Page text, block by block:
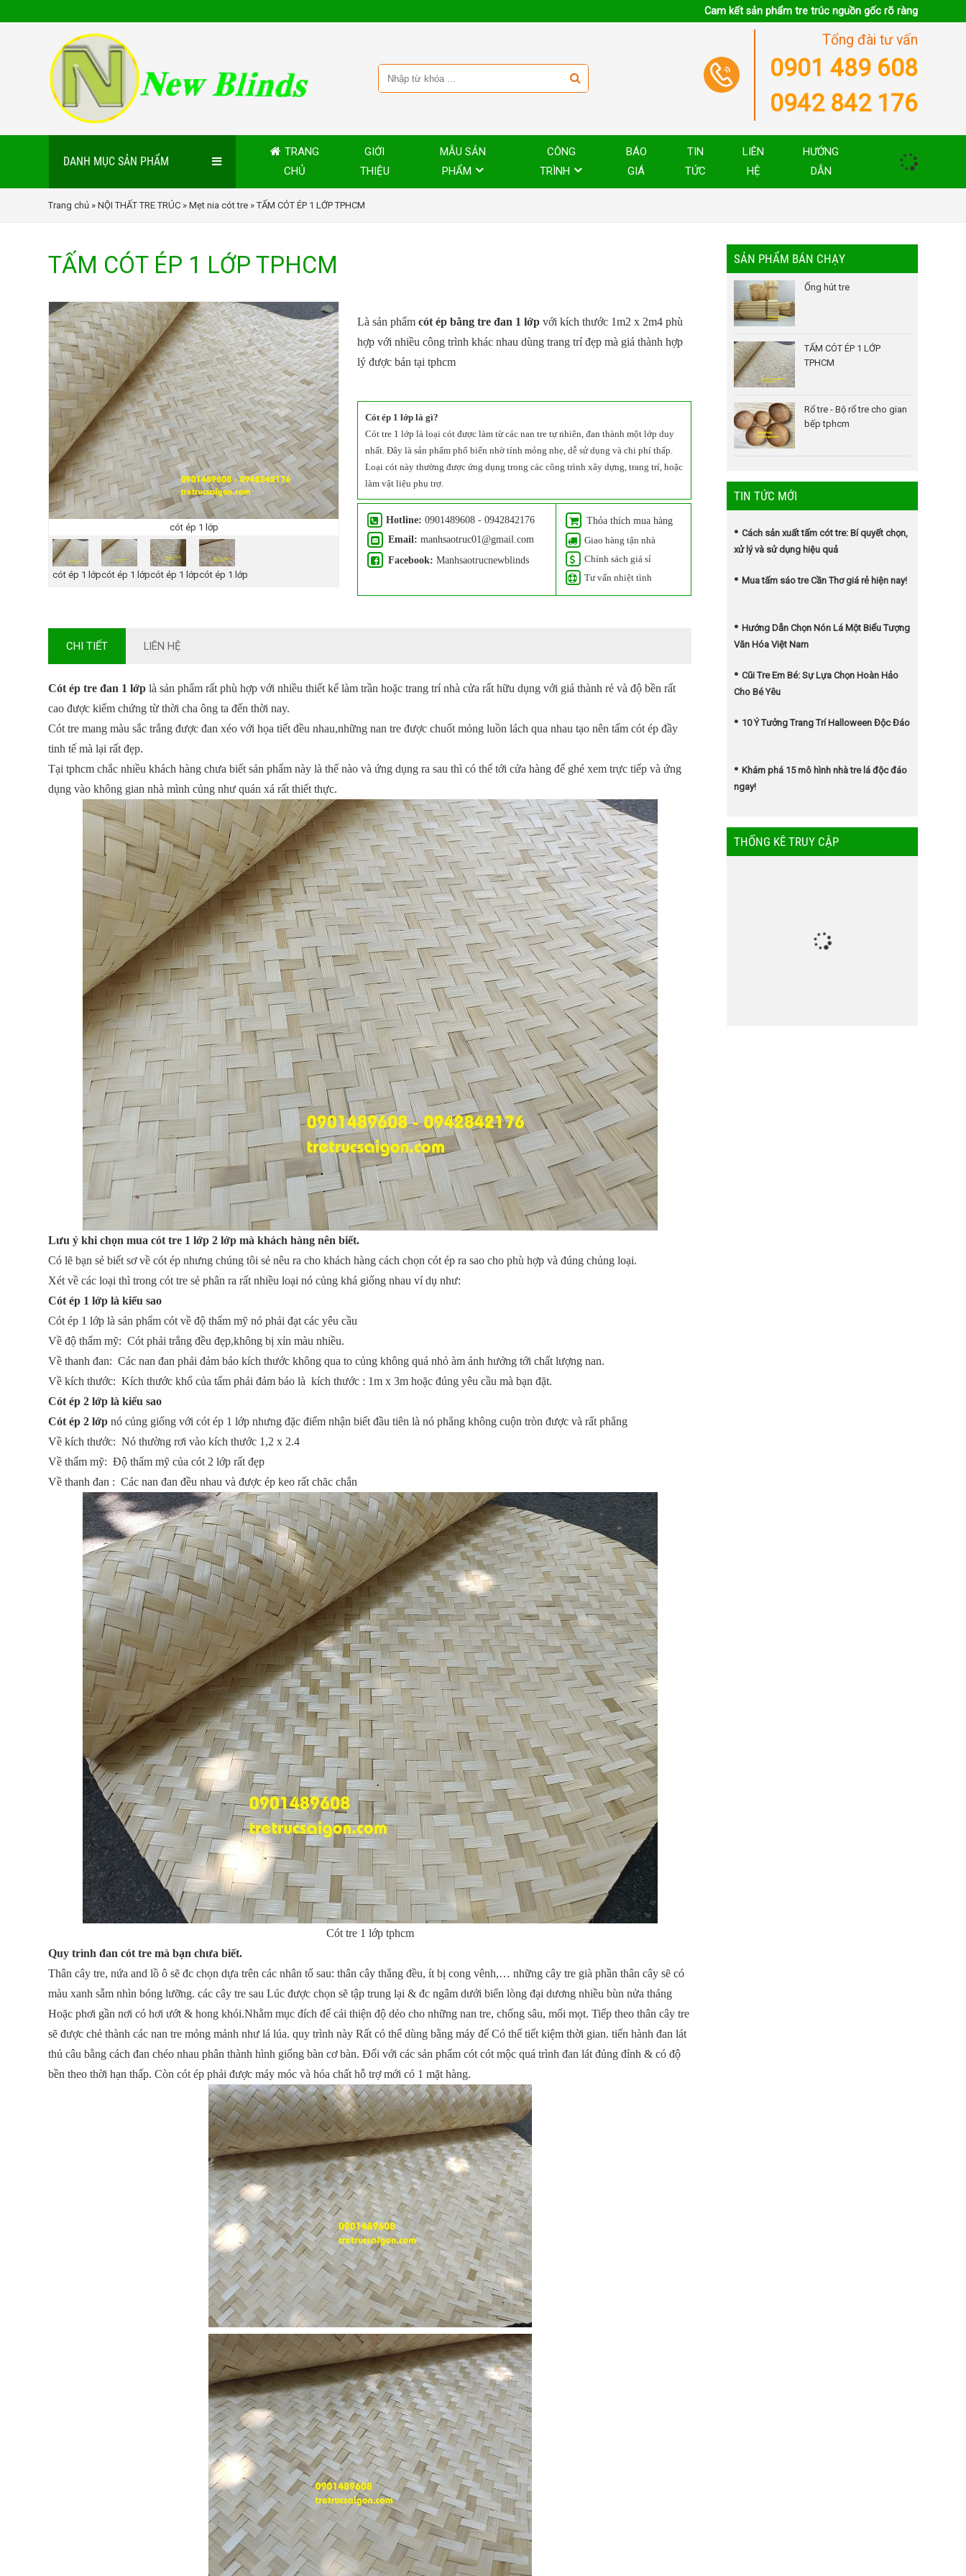
Cam kết sản phẩm tre trúc nguồn gốc rõ ràng
Tổng đài tư vấn
0901 489 608
0942 842 176
DANH MỤC SẢN PHẨM
TRANG
CHỦ
GIỚI
THIỆU
MẪU SẢN
PHẨM
CÔNG
TRÌNH
BÁO
GIÁ
TIN
TỨC
LIÊN
HỆ
HƯỚNG
DẪN
Trang chủ »NỘI THẤT TRE TRÚC »Mẹt nia cót tre » TẤM CÓT ÉP 1 LỚP TPHCM
TẤM CÓT ÉP 1 LỚP TPHCM
cót ép 1 lớp
cót ép 1 lớpcót ép 1 lớpcót ép 1 lớpcót ép 1 lớp
Là sản phẩm cót ép bằng tre đan 1 lớpvới kích thước 1m2 x 2m4 phù
hợp với nhiều công trình khác nhau dùng trang trí đẹp mà giá thành hợp
lý được bán tại tphcm
Cót ép 1 lớp là gì?
Cót tre 1 lớp là loại cót được làm từ các nan tre tự nhiên, đan thành một lớp duy
nhất. Đây là sản phẩm phổ biến nhờ tính mỏng nhẹ, dễ sử dụng và chi phí thấp.
Loại cót này thường được ứng dụng trong các công trình xây dựng, trang trí, hoặc
làm vật liệu phụ trợ.
Hotline: 0901489608 - 0942842176
Email: manhsaotruc01@gmail.com
Facebook: Manhsaotrucnewblinds
Thỏa thích mua hàng
Giao hàng tận nhà
Chính sách giá sỉ
Tư vấn nhiệt tình
CHI TIẾT LIÊN HỆ
Cót ép tre đan 1 lớp là sản phẩm rất phù hợp với nhiều thiết kế làm trần hoặc trang trí nhà cửa rất hữu dụng với giá thành rẻ và độ bền rất
cao được kiểm chứng từ thời cha ông ta đến thời nay.
Cót tre mang màu sắc trắng được đan xéo với họa tiết đều nhau,những nan tre được chuốt mỏng luồn lách qua nhau tạo nên tấm cót ép đầy
tinh tế mà lại rất đẹp.
Tại tphcm chắc nhiều khách hàng chưa biết sản phẩm này là thế nào và ứng dụng ra sau thì có thể tới cửa hàng để ghé xem trực tiếp và ứng
dụng vào không gian nhà mình củng như quán xá rất thiết thực.
Lưu ý khi chọn mua cót tre 1 lớp 2 lớp mà khách hàng nên biết.
Có lẽ bạn sẻ biết sơ về cót ép nhưng chúng tôi sẻ nêu ra cho khách hàng cách chọn cót ép ra sao cho phù hợp và đúng chủng loại.
Xét về các loại thì trong cót tre sẻ phân ra rất nhiều loại nó củng khá giống nhau ví dụ như:
Cót ép 1 lớp là kiểu sao
Cót ép 1 lớp là sản phẩm cót về độ thẩm mỹ nó phải đạt các yêu cầu
Về độ thẩm mỹ: Cót phải trắng đều đẹp,không bị xỉn màu nhiều.
Về thanh đan: Các nan đan phải đảm bảo kích thước không qua to củng không quá nhỏ àm ảnh hưởng tới chất lượng nan.
Về kích thước: Kích thước khổ của tấm phải đảm bảo là kích thước : 1m x 3m hoặc đúng yêu cầu mà bạn đặt.
Cót ép 2 lớp là kiểu sao
Cót ép 2 lớp nó củng giống với cót ép 1 lớp nhưng đặc điểm nhận biết đầu tiên là nó phẳng không cuộn tròn được và rất phẳng
Về kích thước: Nó thường rơi vào kích thước 1,2 x 2.4
Về thẩm mỹ: Độ thẩm mỹ của cót 2 lớp rất đẹp
Về thanh đan : Các nan đan đều nhau và được ép keo rất chăc chắn
Cót tre 1 lớp tphcm
Quy trình đan cót tre mà bạn chưa biết.
Thân cây tre, nứa and lồ ô sẽ đc chọn dựa trên các nhân tố sau: thân cây thẳng đều, ít bị cong vênh,… những cây tre già phần thân cây sẽ có
màu xanh sẫm nhìn bóng lưỡng. các cây tre sau Lúc được chọn sẽ tập trung lại & đc ngâm dưới biển lòng đại dương nhiều bùn nửa tháng
Hoặc phơi gần nơi có hơi ướt & hong khói.Nhằm mục đích để cải thiện độ dẻo cho những nan tre, chống sâu, mối mọt. Tiếp theo thân cây tre
sẽ được chẻ thành các nan tre mỏng mảnh như lá lúa. quy trình này Rất có thể dùng bằng máy để Có thể tiết kiệm thời gian. tiến hành đan lát
thủ câu bằng cách đan chéo nhau phân thành hình giống bàn cơ bàn. Đối với các sản phẩm cót cót mộc quá trình đan lát đủng đỉnh & có độ
bền theo thời hạn thấp. Còn cót ép phải được máy móc và hóa chất hỗ trợ mới có 1 mặt hàng.
SẢN PHẨM BÁN CHẠY
Ống hút tre
TẤM CÓT ÉP 1 LỚP
TPHCM
Rổ tre - Bộ rổ tre cho gian
bếp tphcm
TIN TỨC MỚI
Cách sản xuất tấm cót tre: Bí quyết chọn,
xử lý và sử dụng hiệu quả
Mua tấm sáo tre Cần Thơ giá rẻ hiện nay!
Hướng Dẫn Chọn Nón Lá Một Biểu Tượng
Văn Hóa Việt Nam
Cũi Tre Em Bé: Sự Lựa Chọn Hoàn Hảo
Cho Bé Yêu
10 Ý Tưởng Trang Trí Halloween Độc Đáo
Khám phá 15 mô hình nhà tre lá độc đáo
ngay!
THỐNG KÊ TRUY CẬP